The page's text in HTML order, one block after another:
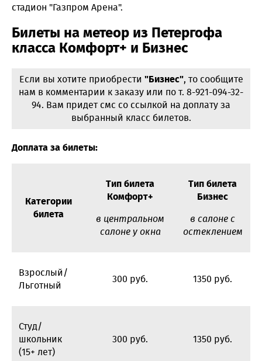
стадион "Газпром Арена".
Билеты на метеор из Петергофа
класса Комфорт+ и Бизнес
Если вы хотите приобрести "Бизнес", то сообщите
нам в комментарии к заказу или по т. 8-921-094-32-
94. Вам придет смс со ссылкой на доплату за
выбранный класс билетов.
Доплата за билеты:
Категории
билета
Тип билета
Комфорт+
в центральном
салоне у окна
Тип билета
Бизнес
в салоне с
остеклением
Взрослый/
Льготный
300 руб. 1350 руб.
Студ/
школьник
(15+ лет)
300 руб. 1350 руб.